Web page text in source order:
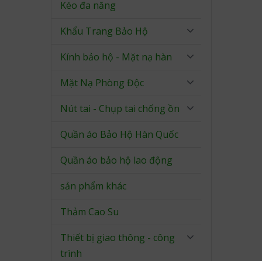
Kéo đa năng
Khẩu Trang Bảo Hộ
Kính bảo hộ - Mặt nạ hàn
Mặt Nạ Phòng Độc
Nút tai - Chụp tai chống ồn
Quần áo Bảo Hộ Hàn Quốc
Quần áo bảo hộ lao động
sản phẩm khác
Thảm Cao Su
Thiết bị giao thông - công
trình